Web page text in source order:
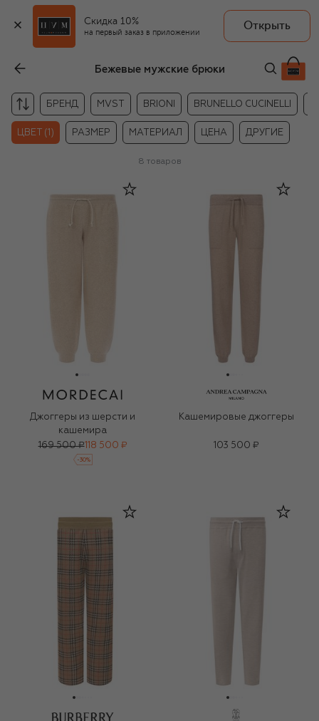
Скидка 10%
на первый заказ в приложении
Открыть
Бежевые мужские брюки
БРЕНД MVST BRIONI BRUNELLO CUCINELLI
ЦВЕТ (1) РАЗМЕР МАТЕРИАЛ ЦЕНА ДРУГИЕ
8 товаров
Джоггеры из шерсти и
кашемира
169 500 ₽118 500 ₽
-30%
Кашемировые джоггеры
103 500 ₽